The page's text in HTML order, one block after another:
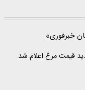
خبرفوری»
قیمت مرغ اعلام شد